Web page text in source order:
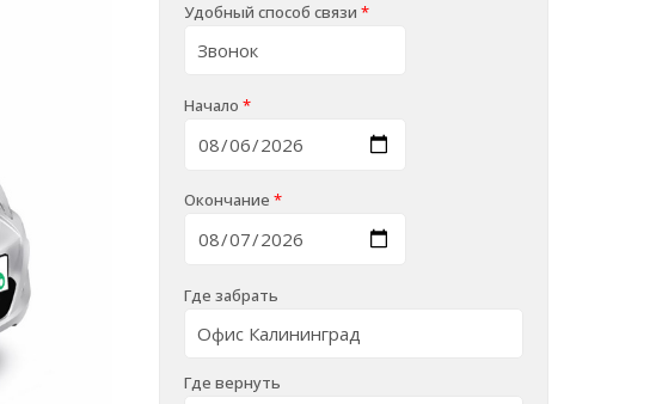
Удобный способ связи*
Начало*
Окончание*
Где забрать
Где вернуть